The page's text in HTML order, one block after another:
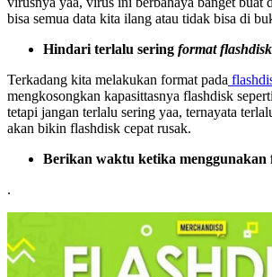
bisa semua data kita ilang atau tidak bisa di
Hindari terlalu sering format flashdisk
Terkadang kita melakukan format pada
mengkosongkan kapasittasnya flashdisk
tetapi jangan terlalu sering yaa, ternayata
akan bikin flashdisk cepat rusak.
Berikan waktu ketika menggunakan
.